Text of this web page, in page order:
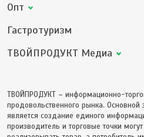
Опт
Гастротуризм
ТВОЙПРОДУКТ Медиа
ТВОЙПРОДУКТ – информационно-
продовольственного рынка.
является создание единого
производитель и торговые точки